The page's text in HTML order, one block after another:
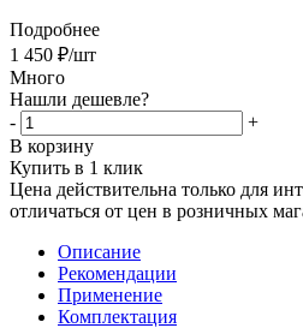
Подробнее
1 450 ₽/шт
Много
Нашли дешевле?
-
+
В корзину
Купить в 1 клик
Цена действительна только для
отличаться от цен в розничных
Описание
Рекомендации
Применение
Комплектация